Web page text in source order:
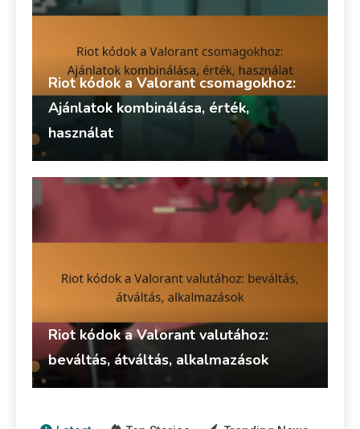
Riot kódok a Valorant csomagokhoz:
Ajánlatok kombinálása, érték,
használat
Riot Kód Beváltás Talia Rivers 13/03/2026
Riot kódok a Valorant valutához:
beváltás, átváltás, alkalmazások
Riot Kód Beváltás Talia Rivers 13/03/2026